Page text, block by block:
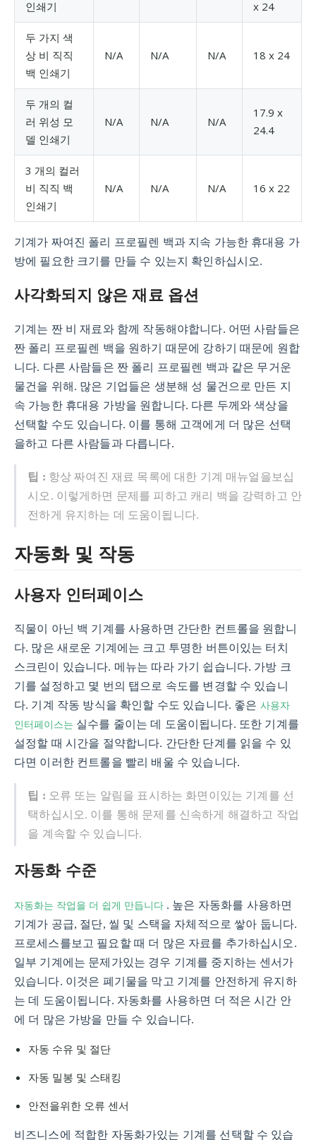
인쇄기
x 24
두 가지 색
상 비 직직
백 인쇄기
N/A N/A N/A 18 x 24
두 개의 컬
러 위성 모
델 인쇄기
N/A N/A N/A
17.9 x
24.4
3 개의 컬러
비 직직 백
인쇄기
N/A N/A N/A 16 x 22
기계가 짜여진 폴리 프로필렌 백과 지속 가능한 휴대용 가
방에 필요한 크기를 만들 수 있는지 확인하십시오.
사각화되지 않은 재료 옵션
기계는 짠 비 재료와 함께 작동해야합니다. 어떤 사람들은
짠 폴리 프로필렌 백을 원하기 때문에 강하기 때문에 원합
니다. 다른 사람들은 짠 폴리 프로필렌 백과 같은 무거운
물건을 위해. 많은 기업들은 생분해 성 물건으로 만든 지
속 가능한 휴대용 가방을 원합니다. 다른 두께와 색상을
선택할 수도 있습니다. 이를 통해 고객에게 더 많은 선택
을하고 다른 사람들과 다릅니다.
팁 : 항상 짜여진 재료 목록에 대한 기계 매뉴얼을보십
시오. 이렇게하면 문제를 피하고 캐리 백을 강력하고 안
전하게 유지하는 데 도움이됩니다.
자동화 및 작동
사용자 인터페이스
직물이 아닌 백 기계를 사용하면 간단한 컨트롤을 원합니
다. 많은 새로운 기계에는 크고 투명한 버튼이있는 터치
스크린이 있습니다. 메뉴는 따라 가기 쉽습니다. 가방 크
기를 설정하고 몇 번의 탭으로 속도를 변경할 수 있습니
다. 기계 작동 방식을 확인할 수도 있습니다. 좋은 사용자
인터페이스는 실수를 줄이는 데 도움이됩니다. 또한 기계를
설정할 때 시간을 절약합니다. 간단한 단계를 읽을 수 있
다면 이러한 컨트롤을 빨리 배울 수 있습니다.
팁 : 오류 또는 알림을 표시하는 화면이있는 기계를 선
택하십시오. 이를 통해 문제를 신속하게 해결하고 작업
을 계속할 수 있습니다.
자동화 수준
자동화는 작업을 더 쉽게 만듭니다 . 높은 자동화를 사용하면
기계가 공급, 절단, 씰 및 스택을 자체적으로 쌓아 둡니다.
프로세스를보고 필요할 때 더 많은 자료를 추가하십시오.
일부 기계에는 문제가있는 경우 기계를 중지하는 센서가
있습니다. 이것은 폐기물을 막고 기계를 안전하게 유지하
는 데 도움이됩니다. 자동화를 사용하면 더 적은 시간 안
에 더 많은 가방을 만들 수 있습니다.
자동 수유 및 절단
자동 밀봉 및 스태킹
안전을위한 오류 센서
비즈니스에 적합한 자동화가있는 기계를 선택할 수 있습